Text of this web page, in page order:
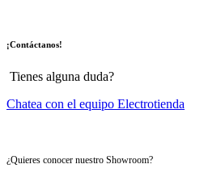
¡Contáctanos!
Tienes alguna duda?
Chatea con el equipo Electrotienda
¿Quieres conocer nuestro Showroom?